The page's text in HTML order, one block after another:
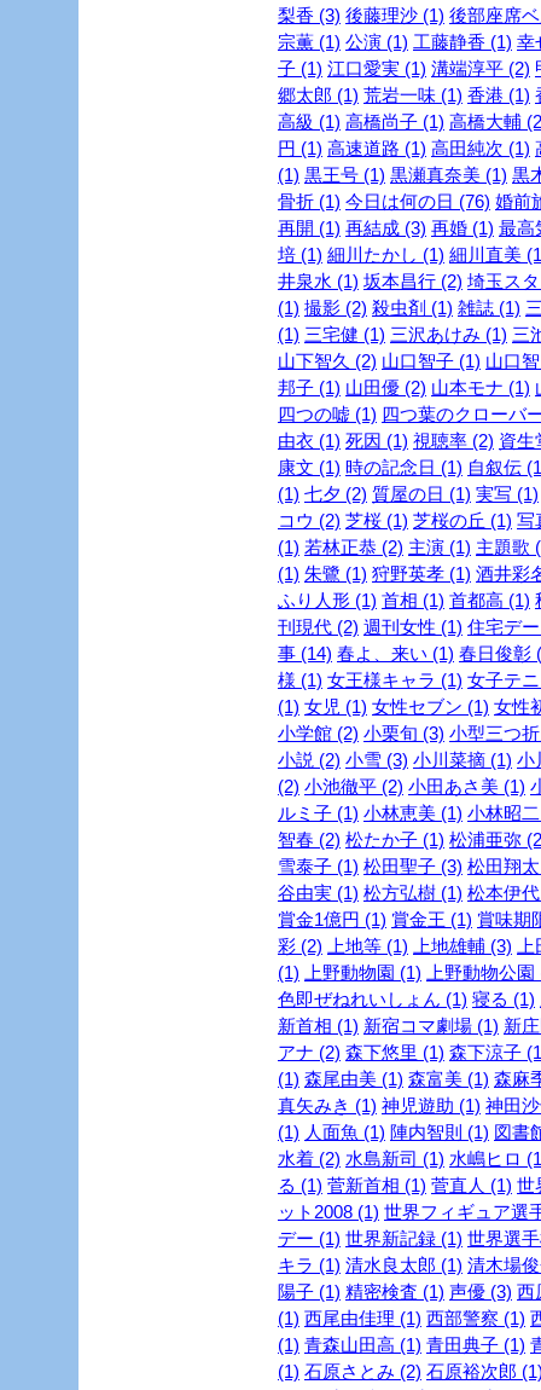
梨香 (3) 後藤理沙 (1) 後部座席
宗薫 (1) 公演 (1) 工藤静香 (1) 幸
子 (1) 江口愛実 (1) 溝端淳平 (2)
郷太郎 (1) 荒岩一味 (1) 香港 (1)
高級 (1) 高橋尚子 (1) 高橋大輔
円 (1) 高速道路 (1) 高田純次 (1)
(1) 黒王号 (1) 黒瀬真奈美 (1) 黒
骨折 (1) 今日は何の日 (76) 婚前
再開 (1) 再結成 (3) 再婚 (1) 最高
培 (1) 細川たかし (1) 細川直美
井泉水 (1) 坂本昌行 (2) 埼玉ス
(1) 撮影 (2) 殺虫剤 (1) 雑誌 (1)
(1) 三宅健 (1) 三沢あけみ (1) 三
山下智久 (2) 山口智子 (1) 山口
邦子 (1) 山田優 (2) 山本モナ (1)
四つの嘘 (1) 四つ葉のクローバ
由衣 (1) 死因 (1) 視聴率 (2) 資生
康文 (1) 時の記念日 (1) 自叙伝
(1) 七夕 (2) 質屋の日 (1) 実写 (1)
コウ (2) 芝桜 (1) 芝桜の丘 (1) 写
(1) 若林正恭 (2) 主演 (1) 主題歌
(1) 朱鷺 (1) 狩野英孝 (1) 酒井彩
ふり人形 (1) 首相 (1) 首都高 (1)
刊現代 (2) 週刊女性 (1) 住宅デ
事 (14) 春よ、来い (1) 春日俊彰
様 (1) 女王様キャラ (1) 女子テ
(1) 女児 (1) 女性セブン (1) 女性
小学館 (2) 小栗旬 (3) 小型三つ
小説 (2) 小雪 (3) 小川菜摘 (1) 小
(2) 小池徹平 (2) 小田あさ美 (1)
ルミ子 (1) 小林恵美 (1) 小林昭
智春 (2) 松たか子 (1) 松浦亜弥
雪泰子 (1) 松田聖子 (3) 松田翔
谷由実 (1) 松方弘樹 (1) 松本伊
賞金1億円 (1) 賞金王 (1) 賞味期
彩 (2)
上地等 (1) 上地雄輔 (3)
(1)
上野動物園 (1)
上野動物公園
色即ぜねれいしょん (1) 寝る (1)
新首相 (1) 新宿コマ劇場 (1) 新
アナ (2) 森下悠里 (1) 森下涼子
(1) 森尾由美 (1) 森富美 (1) 森麻
真矢みき (1) 神児遊助 (1) 神田
(1) 人面魚 (1) 陣内智則 (1) 図書
水着 (2) 水島新司 (1) 水嶋ヒロ
る (1) 菅新首相 (1) 菅直人 (1) 世
ット2008 (1) 世界フィギュア選
デー (1) 世界新記録 (1) 世界選
キラ (1) 清水良太郎 (1) 清木場
陽子 (1) 精密検査 (1) 声優 (3) 西
(1) 西尾由佳理 (1) 西部警察 (1)
(1) 青森山田高 (1) 青田典子 (1)
(1) 石原さとみ (2) 石原裕次郎